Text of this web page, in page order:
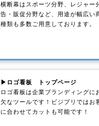
横断幕はスポーツ分野、レジャー
告・販促分野など、用途が幅広い
種類も多数ご用意しております。
▶ロゴ看板 トップページ
ロゴ看板は企業ブランディングに
欠なツールです！ビジプリではお
に合わせてカットも可能です！